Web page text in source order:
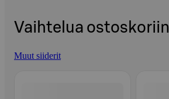
Vaihtelua ostoskoriin
Muut siiderit